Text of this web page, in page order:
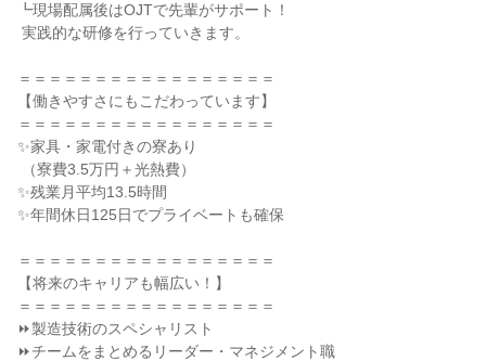
┗現場配属後はOJTで先輩がサポート！
＝＝＝＝＝＝＝＝＝＝＝＝＝＝＝＝＝
【働きやすさにもこだわっています】
＝＝＝＝＝＝＝＝＝＝＝＝＝＝＝＝＝
✨家具・家電付きの寮あり
✨残業月平均13.5時間
✨年間休日125日でプライベートも確保
＝＝＝＝＝＝＝＝＝＝＝＝＝＝＝＝＝
【将来のキャリアも幅広い！】
＝＝＝＝＝＝＝＝＝＝＝＝＝＝＝＝＝
⏩製造技術のスペシャリスト
⏩チームをまとめるリーダー・マネジメント職